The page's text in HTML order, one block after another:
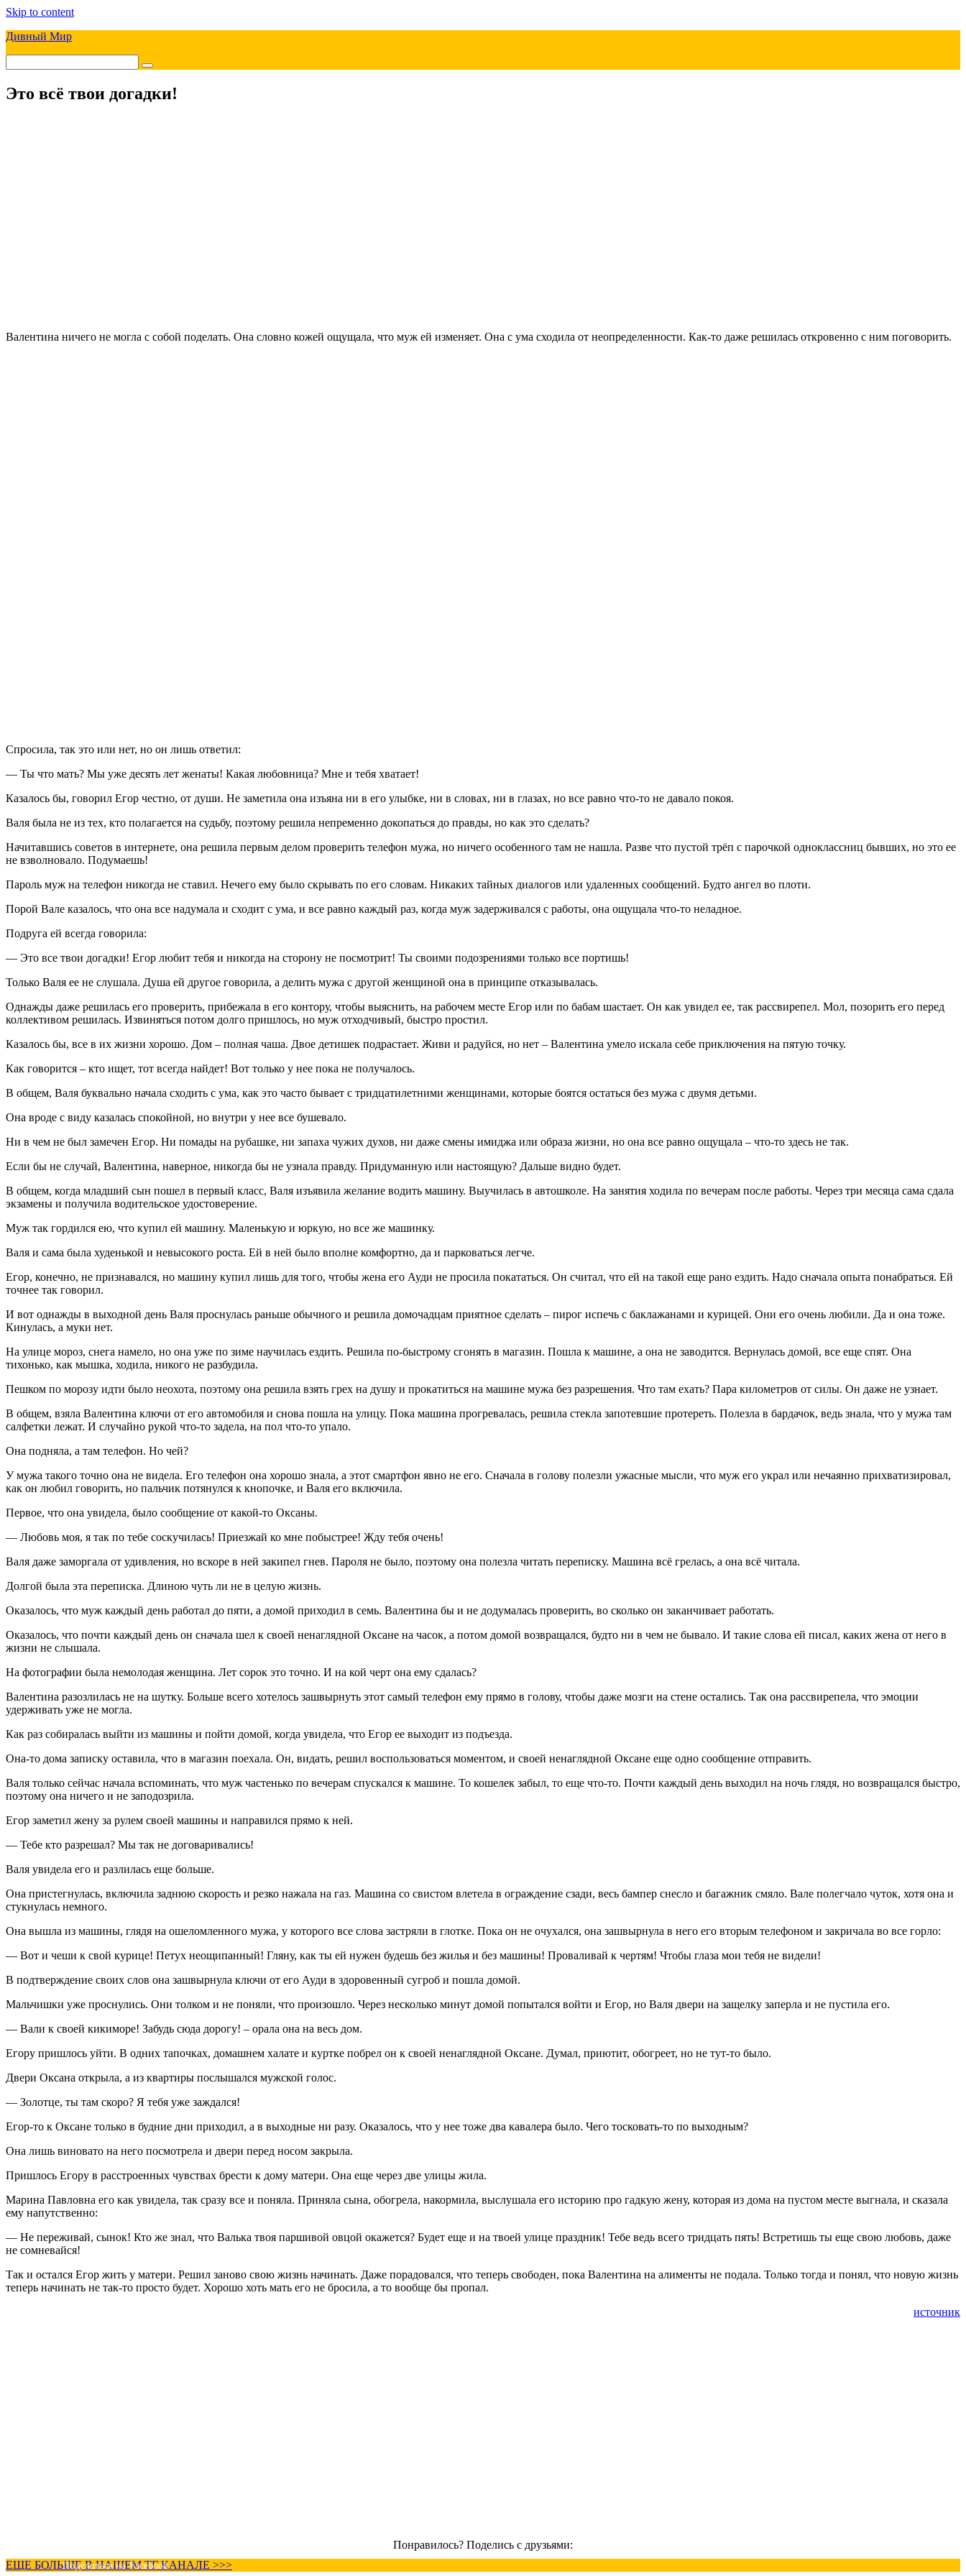
Skip to content
Дивный Мир
Это всё твои догадки!
Валентина ничего не могла с собой поделать. Она словно кожей ощущала, что муж ей изменяет. Она с ума сходила от неопределенности. Как-то даже решилась откровенно с ним поговорить.
Спросила, так это или нет, но он лишь ответил:
— Ты что мать? Мы уже десять лет женаты! Какая любовница? Мне и тебя хватает!
Казалось бы, говорил Егор честно, от души. Не заметила она изъяна ни в его улыбке, ни в словах, ни в глазах, но все равно что-то не давало покоя.
Валя была не из тех, кто полагается на судьбу, поэтому решила непременно докопаться до правды, но как это сделать?
Начитавшись советов в интернете, она решила первым делом проверить телефон мужа, но ничего особенного там не нашла. Разве что пустой трёп с парочкой одноклассниц бывших, но это ее
не взволновало. Подумаешь!
Пароль муж на телефон никогда не ставил. Нечего ему было скрывать по его словам. Никаких тайных диалогов или удаленных сообщений. Будто ангел во плоти.
Порой Вале казалось, что она все надумала и сходит с ума, и все равно каждый раз, когда муж задерживался с работы, она ощущала что-то неладное.
Подруга ей всегда говорила:
— Это все твои догадки! Егор любит тебя и никогда на сторону не посмотрит! Ты своими подозрениями только все портишь!
Только Валя ее не слушала. Душа ей другое говорила, а делить мужа с другой женщиной она в принципе отказывалась.
Однажды даже решилась его проверить, прибежала в его контору, чтобы выяснить, на рабочем месте Егор или по бабам шастает. Он как увидел ее, так рассвирепел. Мол, позорить его перед
коллективом решилась. Извиняться потом долго пришлось, но муж отходчивый, быстро простил.
Казалось бы, все в их жизни хорошо. Дом – полная чаша. Двое детишек подрастает. Живи и радуйся, но нет – Валентина умело искала себе приключения на пятую точку.
Как говорится – кто ищет, тот всегда найдет! Вот только у нее пока не получалось.
В общем, Валя буквально начала сходить с ума, как это часто бывает с тридцатилетними женщинами, которые боятся остаться без мужа с двумя детьми.
Она вроде с виду казалась спокойной, но внутри у нее все бушевало.
Ни в чем не был замечен Егор. Ни помады на рубашке, ни запаха чужих духов, ни даже смены имиджа или образа жизни, но она все равно ощущала – что-то здесь не так.
Если бы не случай, Валентина, наверное, никогда бы не узнала правду. Придуманную или настоящую? Дальше видно будет.
В общем, когда младший сын пошел в первый класс, Валя изъявила желание водить машину. Выучилась в автошколе. На занятия ходила по вечерам после работы. Через три месяца сама сдала
экзамены и получила водительское удостоверение.
Муж так гордился ею, что купил ей машину. Маленькую и юркую, но все же машинку.
Валя и сама была худенькой и невысокого роста. Ей в ней было вполне комфортно, да и парковаться легче.
Егор, конечно, не признавался, но машину купил лишь для того, чтобы жена его Ауди не просила покататься. Он считал, что ей на такой еще рано ездить. Надо сначала опыта понабраться. Ей
точнее так говорил.
И вот однажды в выходной день Валя проснулась раньше обычного и решила домочадцам приятное сделать – пирог испечь с баклажанами и курицей. Они его очень любили. Да и она тоже.
Кинулась, а муки нет.
На улице мороз, снега намело, но она уже по зиме научилась ездить. Решила по-быстрому сгонять в магазин. Пошла к машине, а она не заводится. Вернулась домой, все еще спят. Она
тихонько, как мышка, ходила, никого не разбудила.
Пешком по морозу идти было неохота, поэтому она решила взять грех на душу и прокатиться на машине мужа без разрешения. Что там ехать? Пара километров от силы. Он даже не узнает.
В общем, взяла Валентина ключи от его автомобиля и снова пошла на улицу. Пока машина прогревалась, решила стекла запотевшие протереть. Полезла в бардачок, ведь знала, что у мужа там
салфетки лежат. И случайно рукой что-то задела, на пол что-то упало.
Она подняла, а там телефон. Но чей?
У мужа такого точно она не видела. Его телефон она хорошо знала, а этот смартфон явно не его. Сначала в голову полезли ужасные мысли, что муж его украл или нечаянно прихватизировал,
как он любил говорить, но пальчик потянулся к кнопочке, и Валя его включила.
Первое, что она увидела, было сообщение от какой-то Оксаны.
— Любовь моя, я так по тебе соскучилась! Приезжай ко мне побыстрее! Жду тебя очень!
Валя даже заморгала от удивления, но вскоре в ней закипел гнев. Пароля не было, поэтому она полезла читать переписку. Машина всё грелась, а она всё читала.
Долгой была эта переписка. Длиною чуть ли не в целую жизнь.
Оказалось, что муж каждый день работал до пяти, а домой приходил в семь. Валентина бы и не додумалась проверить, во сколько он заканчивает работать.
Оказалось, что почти каждый день он сначала шел к своей ненаглядной Оксане на часок, а потом домой возвращался, будто ни в чем не бывало. И такие слова ей писал, каких жена от него в
жизни не слышала.
На фотографии была немолодая женщина. Лет сорок это точно. И на кой черт она ему сдалась?
Валентина разозлилась не на шутку. Больше всего хотелось зашвырнуть этот самый телефон ему прямо в голову, чтобы даже мозги на стене остались. Так она рассвирепела, что эмоции
удерживать уже не могла.
Как раз собиралась выйти из машины и пойти домой, когда увидела, что Егор ее выходит из подъезда.
Она-то дома записку оставила, что в магазин поехала. Он, видать, решил воспользоваться моментом, и своей ненаглядной Оксане еще одно сообщение отправить.
Валя только сейчас начала вспоминать, что муж частенько по вечерам спускался к машине. То кошелек забыл, то еще что-то. Почти каждый день выходил на ночь глядя, но возвращался быстро,
поэтому она ничего и не заподозрила.
Егор заметил жену за рулем своей машины и направился прямо к ней.
— Тебе кто разрешал? Мы так не договаривались!
Валя увидела его и разлилась еще больше.
Она пристегнулась, включила заднюю скорость и резко нажала на газ. Машина со свистом влетела в ограждение сзади, весь бампер снесло и багажник смяло. Вале полегчало чуток, хотя она и
стукнулась немного.
Она вышла из машины, глядя на ошеломленного мужа, у которого все слова застряли в глотке. Пока он не очухался, она зашвырнула в него его вторым телефоном и закричала во все горло:
— Вот и чеши к свой курице! Петух неощипанный! Гляну, как ты ей нужен будешь без жилья и без машины! Проваливай к чертям! Чтобы глаза мои тебя не видели!
В подтверждение своих слов она зашвырнула ключи от его Ауди в здоровенный сугроб и пошла домой.
Мальчишки уже проснулись. Они толком и не поняли, что произошло. Через несколько минут домой попытался войти и Егор, но Валя двери на защелку заперла и не пустила его.
— Вали к своей кикиморе! Забудь сюда дорогу! – орала она на весь дом.
Егору пришлось уйти. В одних тапочках, домашнем халате и куртке побрел он к своей ненаглядной Оксане. Думал, приютит, обогреет, но не тут-то было.
Двери Оксана открыла, а из квартиры послышался мужской голос.
— Золотце, ты там скоро? Я тебя уже заждался!
Егор-то к Оксане только в будние дни приходил, а в выходные ни разу. Оказалось, что у нее тоже два кавалера было. Чего тосковать-то по выходным?
Она лишь виновато на него посмотрела и двери перед носом закрыла.
Пришлось Егору в расстроенных чувствах брести к дому матери. Она еще через две улицы жила.
Марина Павловна его как увидела, так сразу все и поняла. Приняла сына, обогрела, накормила, выслушала его историю про гадкую жену, которая из дома на пустом месте выгнала, и сказала
ему напутственно:
— Не переживай, сынок! Кто же знал, что Валька твоя паршивой овцой окажется? Будет еще и на твоей улице праздник! Тебе ведь всего тридцать пять! Встретишь ты еще свою любовь, даже
не сомневайся!
Так и остался Егор жить у матери. Решил заново свою жизнь начинать. Даже порадовался, что теперь свободен, пока Валентина на алименты не подала. Только тогда и понял, что новую жизнь
теперь начинать не так-то просто будет. Хорошо хоть мать его не бросила, а то вообще бы пропал.
источник
Понравилось? Поделись с друзьями:
ЕЩЕ БОЛЬШЕ В НАШЕМ ТГ КАНАЛЕ >>>